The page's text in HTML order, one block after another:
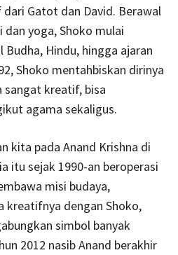
Gatot dan David. Berawal
yoga, Shoko mulai
Hindu, hingga ajaran
Shoko mentahbiskan dirinya
sangat kreatif, bisa
agama sekaligus.
kita pada Anand Krishna di
itu sejak 1990-an beroperasi
misi budaya,
kreatifnya dengan Shoko,
simbol banyak
2012 nasib Anand berakhir